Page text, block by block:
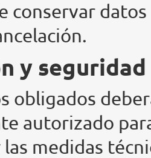
conservar
y
obligados
autorizado
medidas